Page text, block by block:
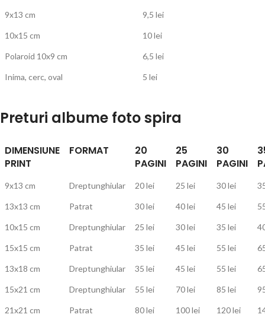
9x13 cm 9,5 lei
10x15 cm 10 lei
Polaroid 10x9 cm 6,5 lei
Inima, cerc, oval 5 lei
Preturi albume foto spira
DIMENSIUNE
PRINT
FORMAT
20
PAGINI
25
PAGINI
30
PAGINI
9x13 cm Dreptunghiular 20 lei 25 lei 30 lei
13x13 cm Patrat 30 lei 40 lei 45 lei
10x15 cm Dreptunghiular 25 lei 30 lei 35 lei
15x15 cm Patrat 35 lei 45 lei 55 lei
13x18 cm Dreptunghiular 35 lei 45 lei 55 lei
15x21 cm Dreptunghiular 55 lei 70 lei 85 lei
21x21 cm Patrat 80 lei 100 lei 120 lei